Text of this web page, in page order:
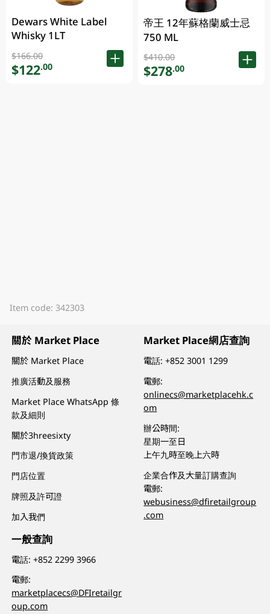
Dewars White Label
Whisky 1LT
$166.00
$122.00
帝王 12年蘇格蘭威士忌
750 ML
$410.00
$278.00
Item code: 342303
關於 Market Place
關於 Market Place
推廣活動及服務
Market Place WhatsApp 條
款及細則
關於3hreesixty
門市退/換貨政策
門店位置
牌照及許可證
加入我們
一般查詢
電話:+852 2299 3966
電郵:
marketplacecs@DFIretailgr
oup.com
Market Place網店查詢
電話:+852 3001 1299
電郵:
onlinecs@marketplacehk.c
om
辦公時間:
星期一至日
上午九時至晚上六時
企業合作及大量訂購查詢
電郵:
webusiness@dfiretailgroup
.com